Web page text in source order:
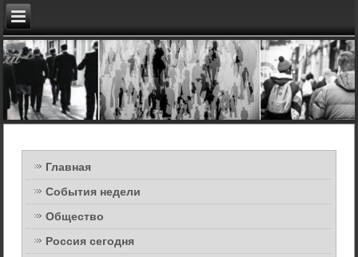
Главная
События недели
Общество
Россия сегодня